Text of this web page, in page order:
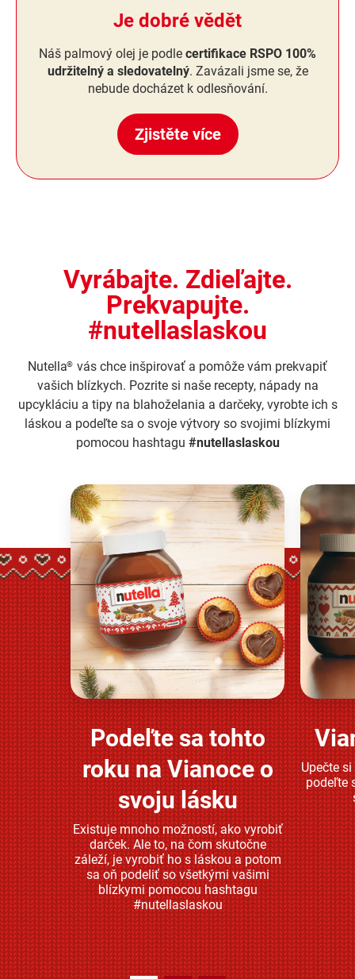
Je dobré vědět
Náš palmový olej je podle certifikace RSPO 100%
udržitelný a sledovatelný. Zavázali jsme se, že
nebude docházet k odlesňování.
Zjistěte více
Vyrábajte. Zdieľajte.
Prekvapujte.
#nutellaslaskou
Nutella® vás chce inšpirovať a pomôže vám prekvapiť
vašich blízkych. Pozrite si naše recepty, nápady na
upcykláciu a tipy na blahoželania a darčeky, vyrobte ich s
láskou a podeľte sa o svoje výtvory so svojimi blízkymi
pomocou hashtagu #nutellaslaskou
Zjistěte více
Podeľte sa tohto
roku na Vianoce o
svoju lásku
Existuje mnoho možností, ako vyrobiť
darček. Ale to, na čom skutočne
záleží, je vyrobiť ho s láskou a potom
sa oň podeliť so všetkými vašimi
blízkymi pomocou hashtagu
#nutellaslaskou
Upečte
podeľte